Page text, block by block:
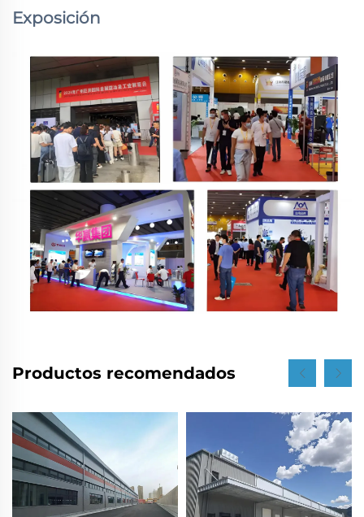
Exposición
Productos recomendados